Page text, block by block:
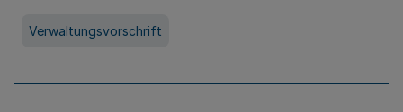
Verwaltungsvorschrift